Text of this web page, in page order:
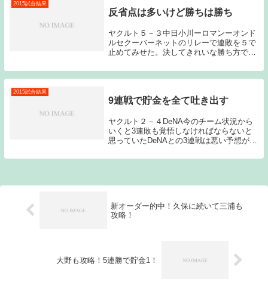
2015試合結果
反省点は多いけど勝ちは勝ち
ヤクルト５－３中日小川ーロマンーオンド
ルセクーバーネットのリレーで連敗を５で
止めてみせた。決してきれいな勝ち方では
に持ち込んでみせた。勝ちは勝ちである。
今日は岐阜長良川でのゲームということも
2015試合結果
9連戦で貯金を全て吐き出す
ヤクルト２－４DeNA今のチーム状況から
いくと3連敗も覚悟しなければならないと
思っていたDeNAとの3連戦は悪い予想が当
戦は阪神とDeNAに3連敗を喫してしまうな
新オーダー的中！久保に続いて三浦も
攻略！
大野も攻略！5連勝で貯金1！